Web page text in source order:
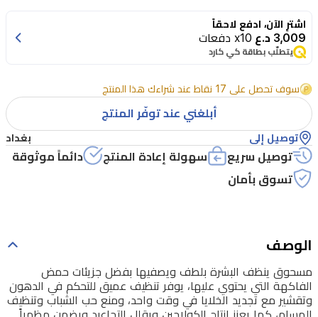
اشترِ الآن، ادفع لاحقاً
3,009 د.ع x10 دفعات
يتطلّب بطاقة كي كارد
سوف تحصل على 17 نقاط عند شراءك هذا المنتج
أبلغني عند توفّر المنتج
توصيل إلى بغداد
توصيل سريع سهولة إعادة المنتج
دائماً موثوقة
تسوق بأمان
الوصف
مسحوق ينظف البشرة بلطف ويصفيها بفضل جزيئات حمض
الفاكهة التي يحتوي عليها، يوفر تنظيف عميق للتحكم في الدهون
وتقشير مع تجديد الخلايا في وقت واحد، ومنع حب الشباب وتنظيف